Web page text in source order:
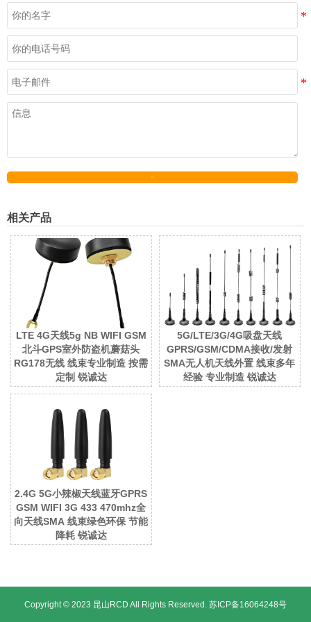
相关产品
LTE 4G天线5g NB WIFI GSM
北斗GPS室外防盗机蘑菇头
RG178无线 线束专业制造 按需
定制 锐诚达
5G/LTE/3G/4G吸盘天线
GPRS/GSM/CDMA接收/发射
SMA无人机天线外置 线束多年
经验 专业制造 锐诚达
2.4G 5G小辣椒天线蓝牙GPRS
GSM WIFI 3G 433 470mhz全
向天线SMA 线束绿色环保 节能
降耗 锐诚达
Copyright © 2023 昆山RCD All Rights Reserved. 苏ICP备16064248号